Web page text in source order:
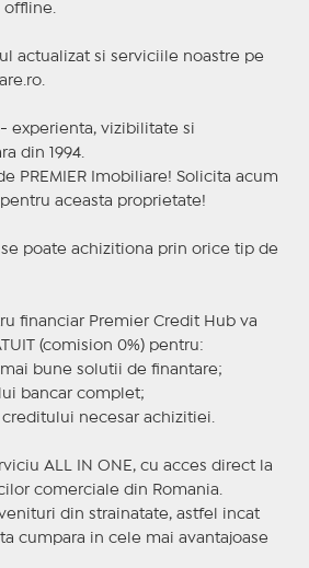
actualizat si serviciile noastre pe
- experienta, vizibilitate si
din 1994.
PREMIER Imobiliare! Solicita acum
pentru aceasta proprietate!
poate achizitiona prin orice tip de
financiar Premier Credit Hub va
(comision 0%) pentru:
bune solutii de finantare;
bancar complet;
necesar achizitiei.
ALL IN ONE, cu acces direct la
comerciale din Romania.
din strainatate, astfel incat
cumpara in cele mai avantajoase